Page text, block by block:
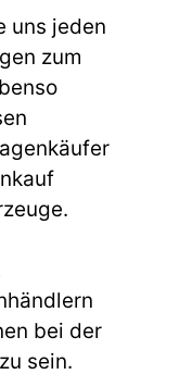
uns jeden
zum
bei der
sein.